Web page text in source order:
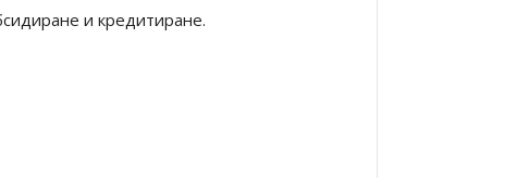
и кредитиране.